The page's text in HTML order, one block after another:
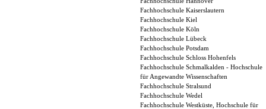
Fachhochschule Kaiserslautern
Fachhochschule Kiel
Fachhochschule Köln
Fachhochschule Lübeck
Fachhochschule Potsdam
Fachhochschule Schloss Hohenfels
Fachhochschule Schmalkalden - Hochschule
für Angewandte Wissenschaften
Fachhochschule Stralsund
Fachhochschule Wedel
Fachhochschule Westküste, Hochschule für